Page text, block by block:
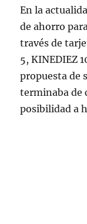
En la
de ahorro
través de
5, KINEDIEZ
propuesta de
terminaba de
posibilidad a